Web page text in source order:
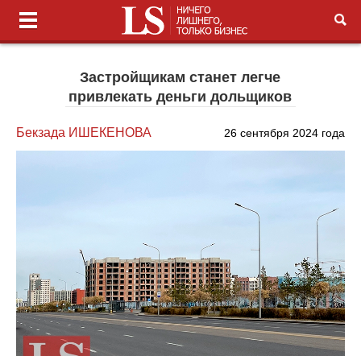
Застройщикам станет легче
привлекать деньги дольщиков
Бекзада ИШЕКЕНОВА 26 сентября 2024 года